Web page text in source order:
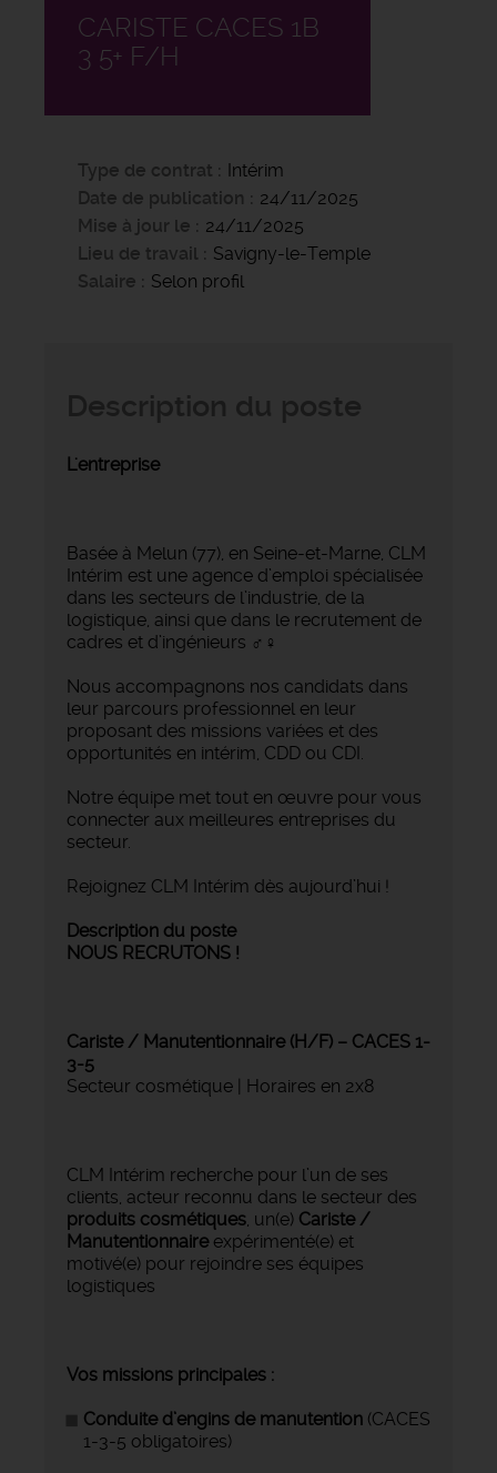
CARISTE CACES 1B
3 5+ F/H
Type de contrat
Intérim
Date de publication
24/11/2025
Mise à jour le
24/11/2025
Lieu de travail
Savigny-le-Temple
Salaire
Selon profil
L'entreprise
Basée à Melun (77), en Seine-et-Marne, CLM
Intérim est une agence d’emploi spécialisée
dans les secteurs de l’industrie, de la
logistique, ainsi que dans le recrutement de
cadres et d’ingénieurs ‍♂️‍♀️
Nous accompagnons nos candidats dans
leur parcours professionnel en leur
proposant des missions variées et des
opportunités en intérim, CDD ou CDI.
Notre équipe met tout en œuvre pour vous
connecter aux meilleures entreprises du
secteur.
Rejoignez CLM Intérim dès aujourd’hui !
Description du poste
NOUS RECRUTONS !
Cariste / Manutentionnaire (H/F) – CACES 1-
3-5
Secteur cosmétique | Horaires en 2x8
CLM Intérim recherche pour l’un de ses
clients, acteur reconnu dans le secteur des
produits cosmétiques, un(e) Cariste /
Manutentionnaireexpérimenté(e) et
motivé(e) pour rejoindre ses équipes
logistiques
Vos missions principales :
Conduite d’engins de manutention (CACES
1-3-5 obligatoires)